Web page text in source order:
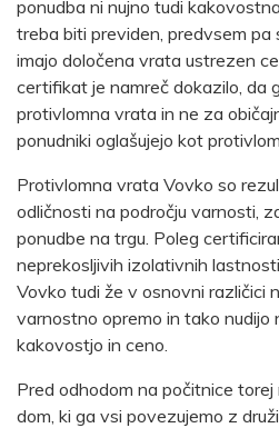
ponudba ni nujno tudi
treba biti previden, predvsem pa
imajo določena vrata ustrezen
certifikat je namreč dokazilo, da
protivlomna vrata in ne za
ponudniki oglašujejo kot
Protivlomna vrata Vovko so
odličnosti na področju varnosti,
ponudbe na trgu. Poleg
neprekosljivih izolativnih
Vovko tudi že v osnovni različici
varnostno opremo in tako nudijo
kakovostjo in ceno.
Pred odhodom na počitnice
dom, ki ga vsi povezujemo z